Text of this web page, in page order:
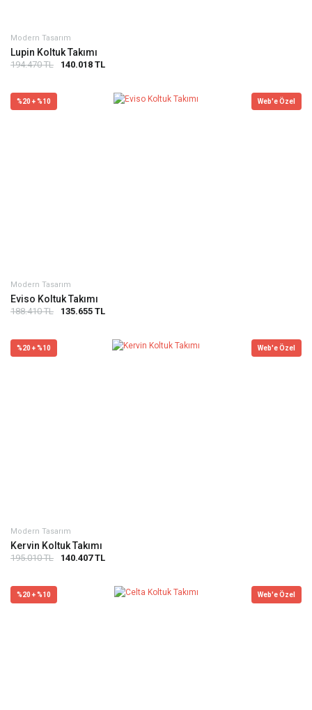
Modern Tasarım
Lupin Koltuk Takımı
194.470 TL 140.018 TL
%20 + %10 Web'e Özel
Modern Tasarım
Eviso Koltuk Takımı
188.410 TL 135.655 TL
%20 + %10 Web'e Özel
Modern Tasarım
Kervin Koltuk Takımı
195.010 TL 140.407 TL
%20 + %10 Web'e Özel